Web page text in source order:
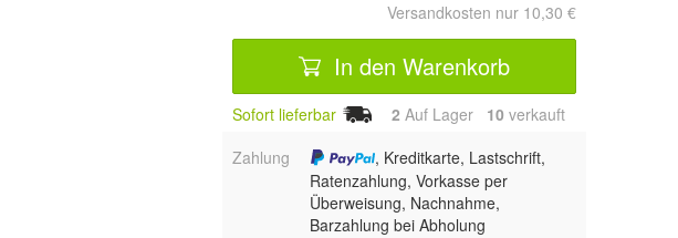
Versandkosten nur 10,30 €
In den Warenkorb
Sofort lieferbar 2 Auf Lager 10 verkauft
Zahlung
, Kreditkarte, Lastschrift,
Ratenzahlung, Vorkasse per
Überweisung, Nachnahme,
Barzahlung bei Abholung